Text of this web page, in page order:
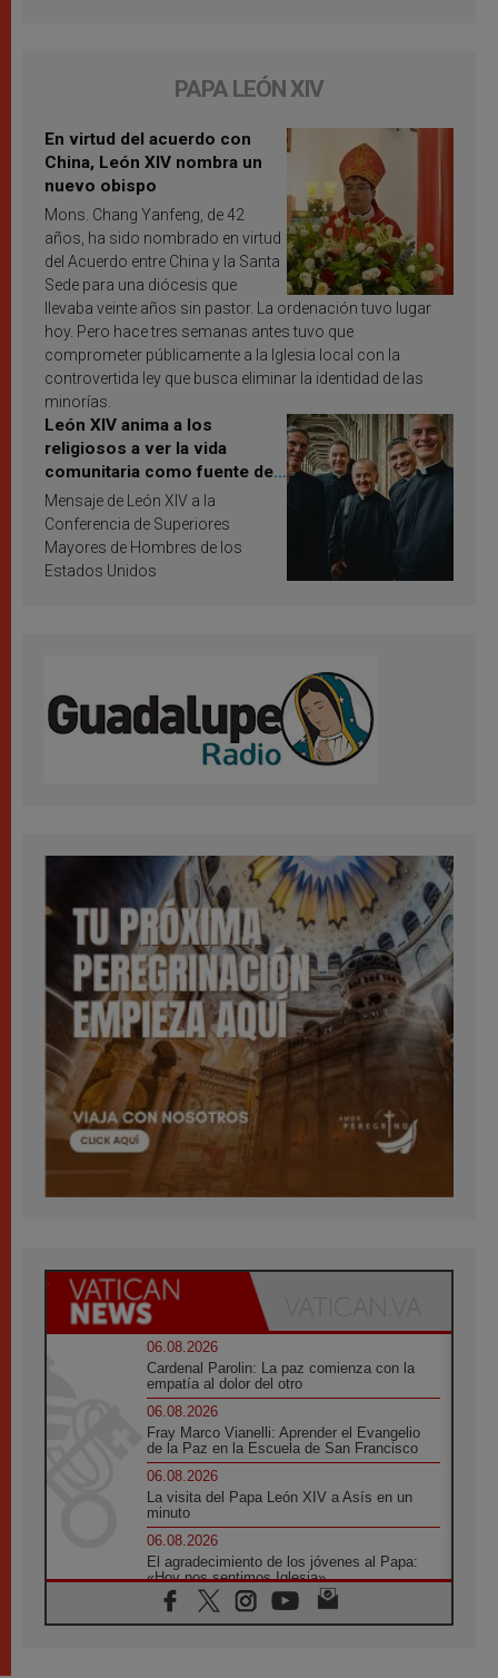
PAPA LEÓN XIV
En virtud del acuerdo con
China, León XIV nombra un
nuevo obispo
Mons. Chang Yanfeng, de 42
años, ha sido nombrado en virtud
del Acuerdo entre China y la Santa
Sede para una diócesis que
llevaba veinte años sin pastor. La ordenación tuvo lugar
hoy. Pero hace tres semanas antes tuvo que
comprometer públicamente a la Iglesia local con la
controvertida ley que busca eliminar la identidad de las
minorías.
León XIV anima a los
religiosos a ver la vida
comunitaria como fuente de
inspiración y santificación
Mensaje de León XIV a la
Conferencia de Superiores
Mayores de Hombres de los
Estados Unidos
06.08.2026
Cardenal Parolin: La paz comienza con la
empatía al dolor del otro
06.08.2026
Fray Marco Vianelli: Aprender el Evangelio
de la Paz en la Escuela de San Francisco
06.08.2026
La visita del Papa León XIV a Asís en un
minuto
06.08.2026
El agradecimiento de los jóvenes al Papa:
«Hoy nos sentimos Iglesia»
06.08.2026
Líbano: Reanudan los coloquios en Roma en